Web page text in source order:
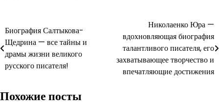
Навигация
по
записям
Биография Салтыкова-
Щедрина — все тайны и
драмы жизни великого
русского писателя!
Николаенко Юра —
вдохновляющая биография
талантливого писателя, его
захватывающее творчество и
впечатляющие достижения
Похожие посты